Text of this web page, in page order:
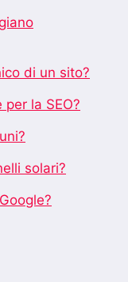
di un sito?
la SEO?
solari?